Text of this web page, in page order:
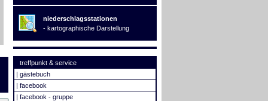
niederschlagsstationen
- kartographische Darstellung
treffpunkt & service
| gästebuch
| facebook
| facebook - gruppe